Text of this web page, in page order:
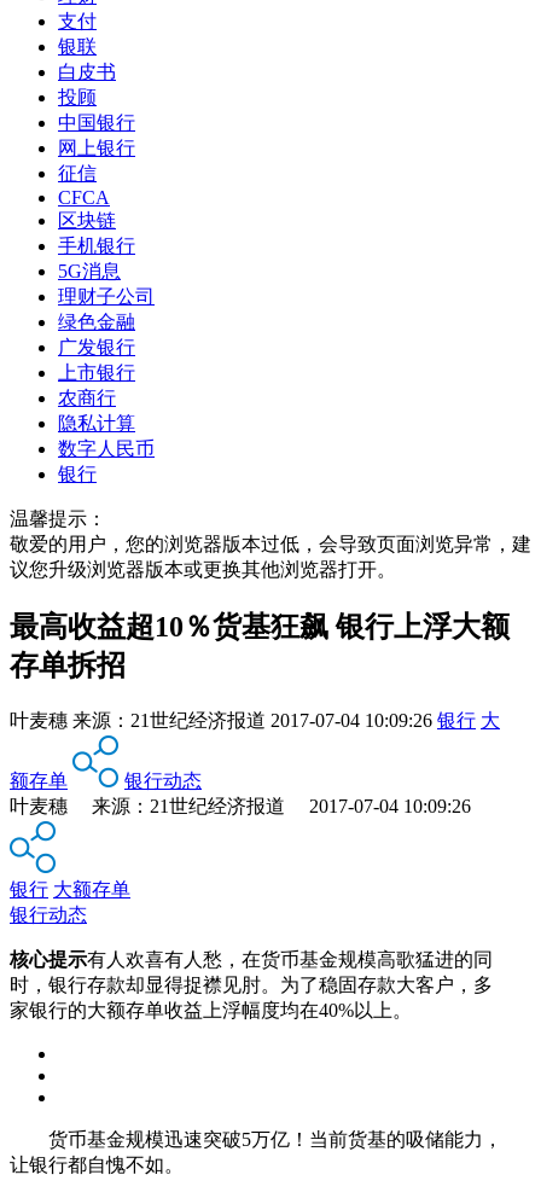
支付
银联
白皮书
投顾
中国银行
网上银行
征信
CFCA
区块链
手机银行
5G消息
理财子公司
绿色金融
广发银行
上市银行
农商行
隐私计算
数字人民币
银行
温馨提示：
敬爱的用户，您的浏览器版本过低，会导致页面浏览异常，建
议您升级浏览器版本或更换其他浏览器打开。
最高收益超10％货基狂飙 银行上浮大额
存单拆招
叶麦穗 来源： 21世纪经济报道 2017-07-04 10:09:26 银行 大
额存单
银行动态
叶麦穗 来源：21世纪经济报道 2017-07-04 10:09:26
银行 大额存单
银行动态
核心提示有人欢喜有人愁，在货币基金规模高歌猛进的同
时，银行存款却显得捉襟见肘。为了稳固存款大客户，多
家银行的大额存单收益上浮幅度均在40%以上。
货币基金规模迅速突破5万亿！当前货基的吸储能力，
让银行都自愧不如。